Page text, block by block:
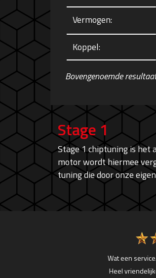
Vermogen:
Koppel:
Bovengenoemde
Stage 1
Stage 1 chiptuning is het
motor wordt hiermee
tuning die door onze
Wat een
Heel